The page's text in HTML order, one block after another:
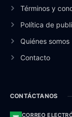
Términos y
Política de
Quiénes somos
Contacto
CONTÁCTANOS
CORREO